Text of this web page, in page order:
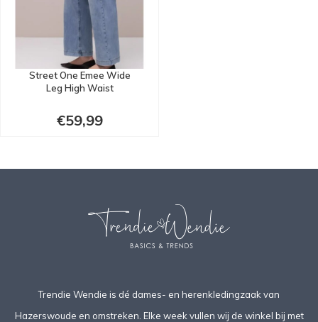
Street One Emee Wide
Leg High Waist
€59,99
Trendie Wendie is dé dames- en herenkledingzaak van
Hazerswoude en omstreken. Elke week vullen wij de winkel bij met